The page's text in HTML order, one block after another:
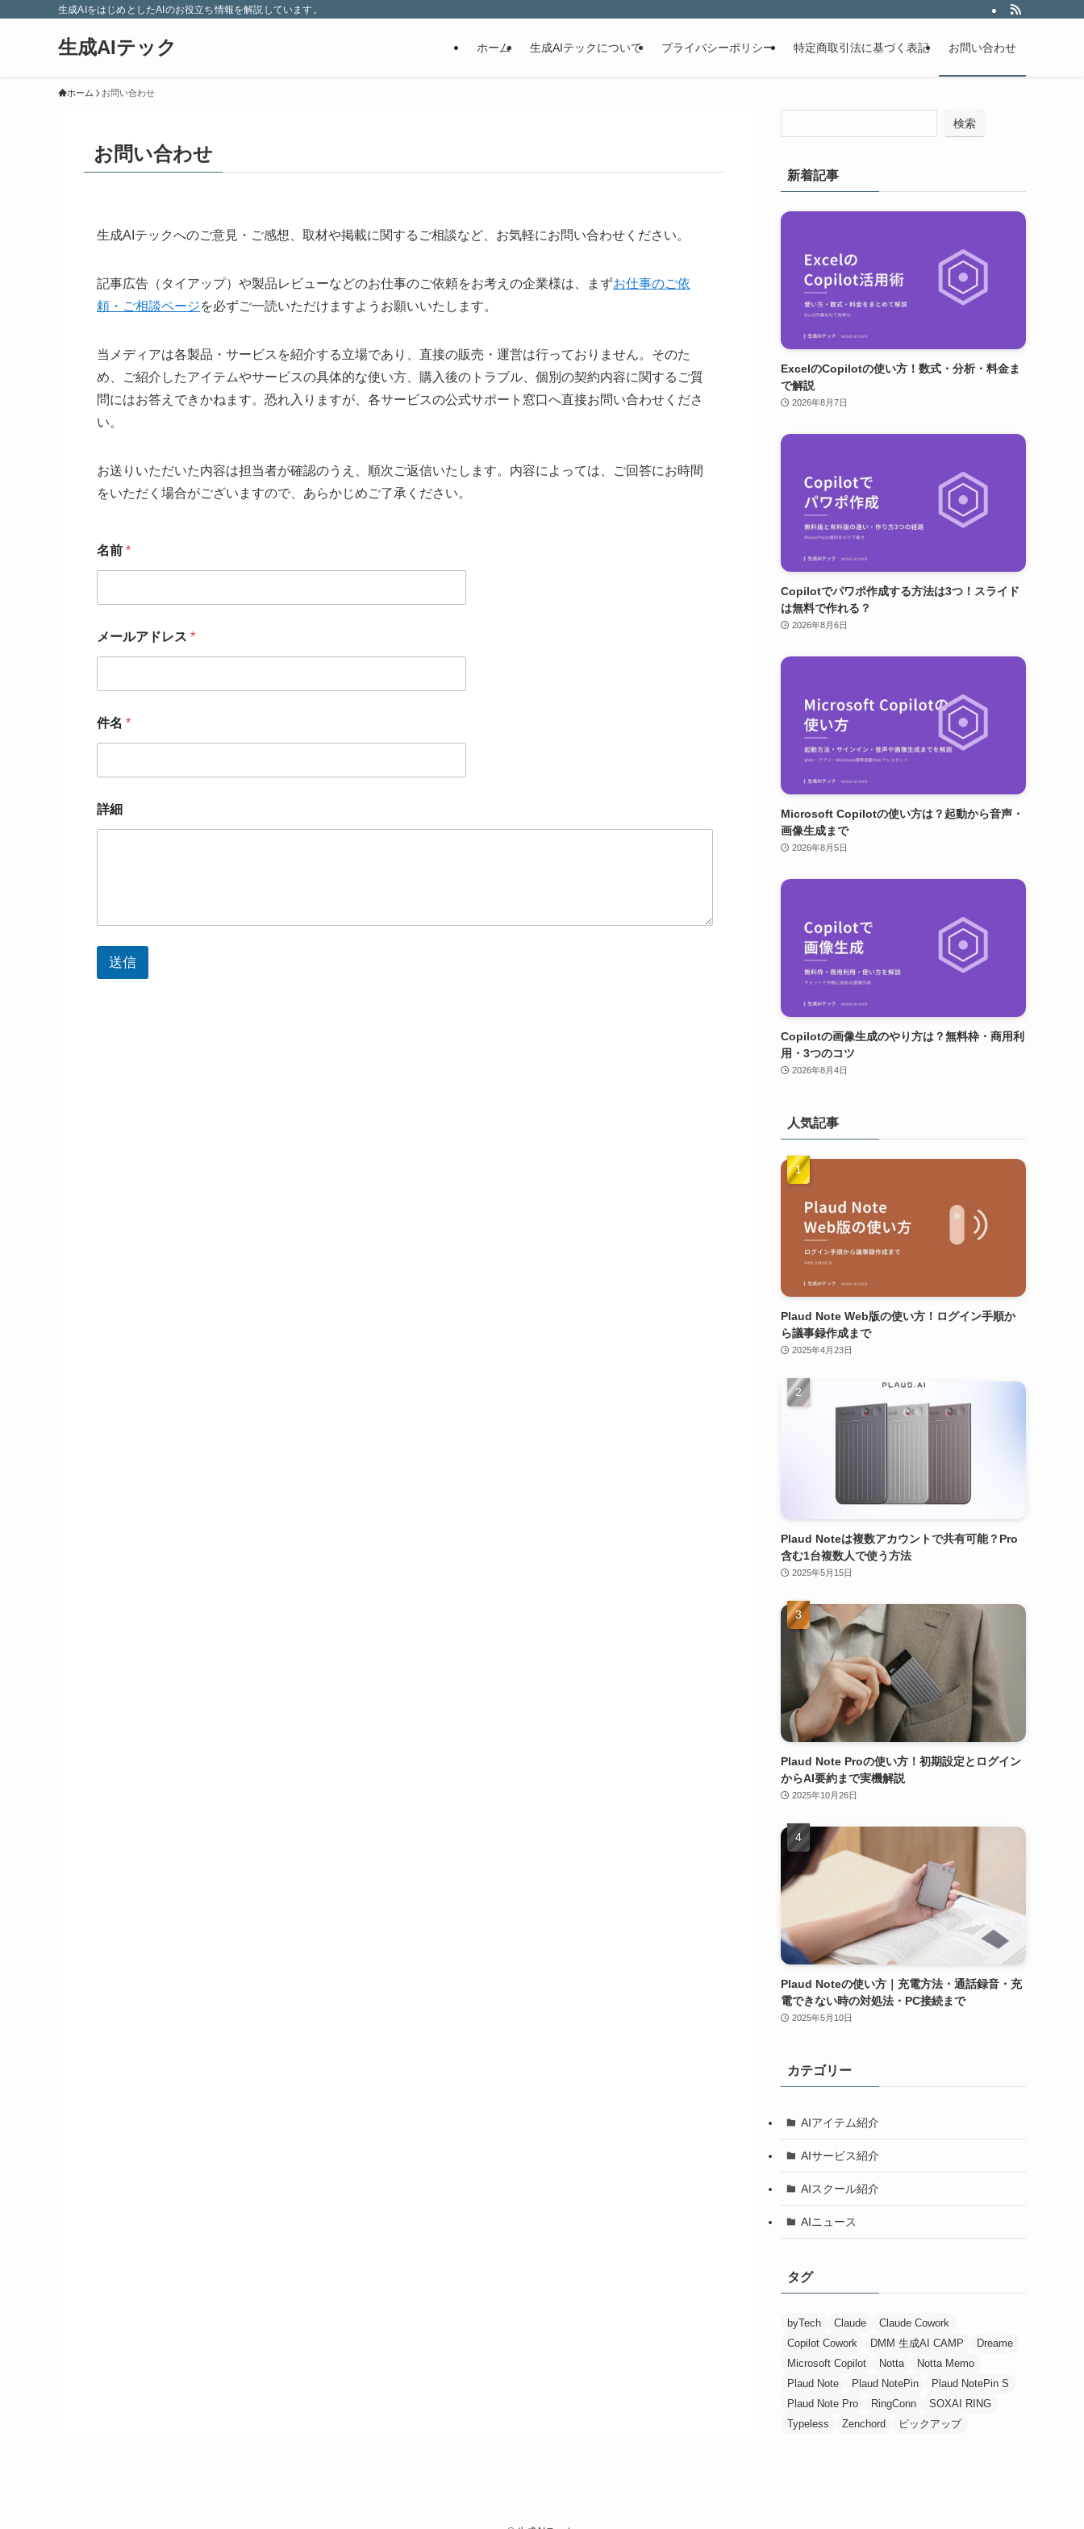
生成AIをはじめとしたAIのお役立ち情報を解説しています。
生成AIテック ホーム 生成AIテックについて プライバシーポリシー 特定商取引法に基づく表記 お問い合わせ
ホーム お問い合わせ
お問い合わせ
生成AIテックへのご意見・ご感想、取材や掲載に関するご相談など、お気軽にお問い合わせください。
記事広告（タイアップ）や製品レビューなどのお仕事のご依頼をお考えの企業様は、まずお仕事のご依
頼・ご相談ページを必ずご一読いただけますようお願いいたします。
当メディアは各製品・サービスを紹介する立場であり、直接の販売・運営は行っておりません。そのた
め、ご紹介したアイテムやサービスの具体的な使い方、購入後のトラブル、個別の契約内容に関するご質
問にはお答えできかねます。恐れ入りますが、各サービスの公式サポート窓口へ直接お問い合わせくださ
い。
お送りいただいた内容は担当者が確認のうえ、順次ご返信いたします。内容によっては、ご回答にお時間
をいただく場合がございますので、あらかじめご了承ください。
名前 *
メールアドレス *
名
件
ル
ア
ド
件名 *
詳細
送信
検索
新着記事
ExcelのCopilotの使い方！数式・分析・料金ま
で解説
2026年8月7日
Copilotでパワポ作成する方法は3つ！スライド
は無料で作れる？
2026年8月6日
Microsoft Copilotの使い方は？起動から音声・
画像生成まで
2026年8月5日
Copilotの画像生成のやり方は？無料枠・商用利
用・3つのコツ
2026年8月4日
人気記事
Plaud Note Web版の使い方！ログイン手順か
ら議事録作成まで
2025年4月23日
Plaud Noteは複数アカウントで共有可能？Pro
含む1台複数人で使う方法
2025年5月15日
Plaud Note Proの使い方！初期設定とログイン
からAI要約まで実機解説
2025年10月26日
Plaud Noteの使い方｜充電方法・通話録音・充
電できない時の対処法・PC接続まで
2025年5月10日
カテゴリー
AIアイテム紹介
AIサービス紹介
AIスクール紹介
AIニュース
タグ
byTech Claude
Claude Cowork
Copilot Cowork
DMM 生成AI CAMP
Dreame
Microsoft Copilot
Notta
Notta Memo
Plaud Note
Plaud NotePin
Plaud NotePin S
Plaud Note Pro
RingConn
SOXAI RING
Typeless
Zenchord ピックアップ